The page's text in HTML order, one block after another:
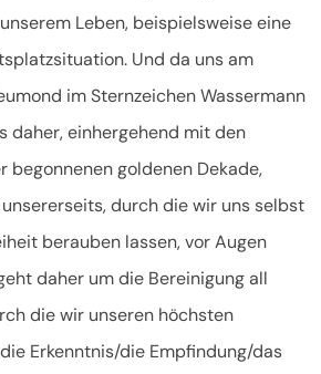
Leben, beispielsweise eine
Und da uns am
im Sternzeichen Wassermann
daher, einhergehend mit den
begonnenen goldenen Dekade,
durch die wir uns selbst
berauben lassen, vor Augen
daher um die Bereinigung all
die wir unseren höchsten
Erkenntnis/die Empfindung/das